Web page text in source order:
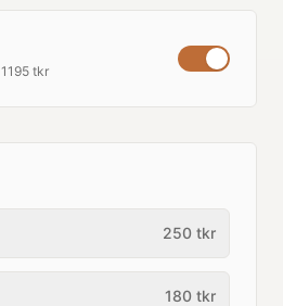
1195 tkr
250 tkr
180 tkr